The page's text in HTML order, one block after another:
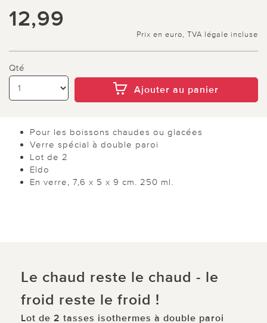
12,99
Prix en euro, TVA légale incluse
Qté
Ajouter au panier
Pour les boissons chaudes ou glacées
Verre spécial à double paroi
Lot de 2
Eldo
En verre, 7,6 x 5 x 9 cm. 250 ml.
Le chaud reste le chaud - le
froid reste le froid !
Lot de 2 tasses isothermes à double paroi